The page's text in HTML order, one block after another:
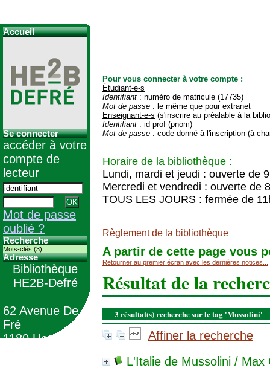
Pour vous connecter à votre compte :
Étudiant-e-s
Identifiant : numéro de matricule (17735)
Mot de passe : le même que pour extranet
Enseignant-e-s (s'inscrire au préalable à la
Identifiant : id prof (pnom)
Mot de passe : code donné à l'inscription (à
Horaire de la bibliothèque :
Lundi, mardi et jeudi : ouverte de
Mercredi et vendredi : ouverte de
TOUS LES JOURS : fermée de
Règlement de la bibliothèque
A partir de cette page vous
Retourner au premier écran avec les dernières notices...
Résultat de la
3 résultat(s) recherche sur le tag 'Mussolini'
Affiner la recherche
L'Italie de Mussolini / Max
Accueil
Se connecter
accéder à votre
compte de
lecteur
Mot de passe
oublié ?
Recherche
Mots-clés (3)
Adresse
Bibliothèque
HE2B-Defré
62 Avenue De
Fré
1180 Uccle